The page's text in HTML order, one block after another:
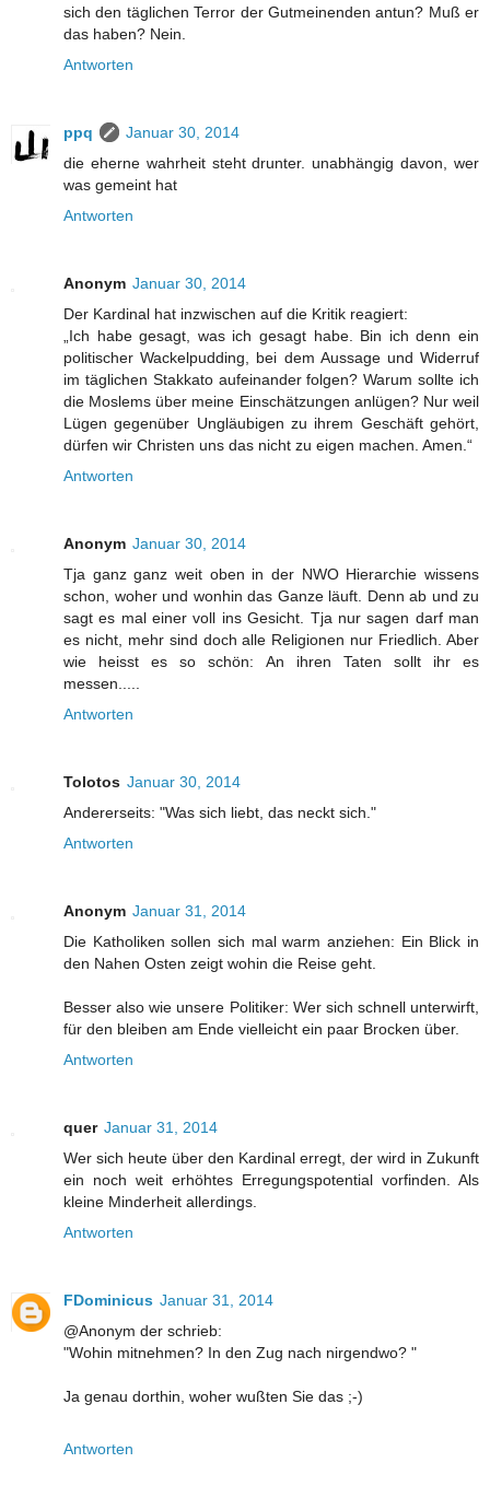
sich den täglichen Terror der Gutmeinenden antun? Muß er
das haben? Nein.
Antworten
ppq
Januar 30, 2014
die eherne wahrheit steht drunter. unabhängig davon, wer
was gemeint hat
Antworten
Anonym Januar 30, 2014
Der Kardinal hat inzwischen auf die Kritik reagiert:
„Ich habe gesagt, was ich gesagt habe. Bin ich denn ein
politischer Wackelpudding, bei dem Aussage und Widerruf
im täglichen Stakkato aufeinander folgen? Warum sollte ich
die Moslems über meine Einschätzungen anlügen? Nur weil
Lügen gegenüber Ungläubigen zu ihrem Geschäft gehört,
dürfen wir Christen uns das nicht zu eigen machen. Amen.“
Antworten
Anonym Januar 30, 2014
Tja ganz ganz weit oben in der NWO Hierarchie wissens
schon, woher und wonhin das Ganze läuft. Denn ab und zu
sagt es mal einer voll ins Gesicht. Tja nur sagen darf man
es nicht, mehr sind doch alle Religionen nur Friedlich. Aber
wie heisst es so schön: An ihren Taten sollt ihr es
messen.....
Antworten
Tolotos Januar 30, 2014
Andererseits: "Was sich liebt, das neckt sich."
Antworten
Anonym Januar 31, 2014
Die Katholiken sollen sich mal warm anziehen: Ein Blick in
den Nahen Osten zeigt wohin die Reise geht.
Besser also wie unsere Politiker: Wer sich schnell unterwirft,
für den bleiben am Ende vielleicht ein paar Brocken über.
Antworten
quer Januar 31, 2014
Wer sich heute über den Kardinal erregt, der wird in Zukunft
ein noch weit erhöhtes Erregungspotential vorfinden. Als
kleine Minderheit allerdings.
Antworten
FDominicus Januar 31, 2014
@Anonym der schrieb:
"Wohin mitnehmen? In den Zug nach nirgendwo? "
Ja genau dorthin, woher wußten Sie das ;-)
Antworten